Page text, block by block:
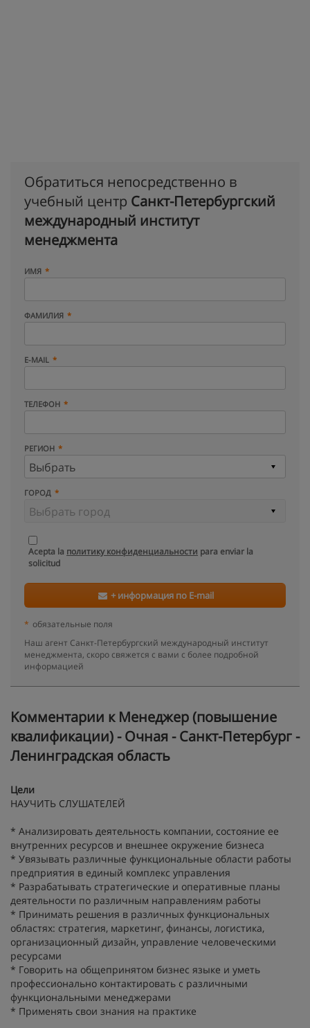
Обратиться непосредственно в
учебный центр Санкт-Петербургский
международный институт
менеджмента
ИМЯ
ФАМИЛИЯ
E-MAIL
ТЕЛЕФОН
РЕГИОН
ГОРОД
Acepta la политику конфиденциальности para enviar la
solicitud
+ информация по E-mail
* обязательные поля
Наш агент Санкт-Петербургский международный институт
менеджмента, скоро свяжется с вами с более подробной
информацией
Kомментарии к Менеджер (повышение
квалификации) - Очная - Санкт-Петербург -
Ленинградская область
Цели
НАУЧИТЬ СЛУШАТЕЛЕЙ
* Анализировать деятельность компании, состояние ее
внутренних ресурсов и внешнее окружение бизнеса
* Увязывать различные функциональные области работы
предприятия в единый комплекс управления
* Разрабатывать стратегические и оперативные планы
деятельности по различным направлениям работы
* Принимать решения в различных функциональных
областях: стратегия, маркетинг, финансы, логистика,
организационный дизайн, управление человеческими
ресурсами
* Говорить на общепринятом бизнес языке и уметь
профессионально контактировать с различными
функциональными менеджерами
* Применять свои знания на практике